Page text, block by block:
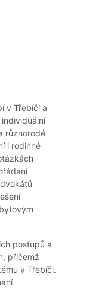
v Třebíči a
různorodé
i rodinné
postupů a
přičemž
v Třebíči.